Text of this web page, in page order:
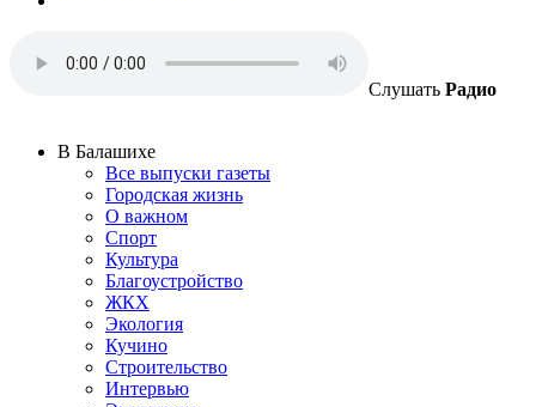
Слушать Радио
В Балашихе
Все выпуски газеты
Городская жизнь
О важном
Спорт
Культура
Благоустройство
ЖКХ
Экология
Кучино
Строительство
Интервью